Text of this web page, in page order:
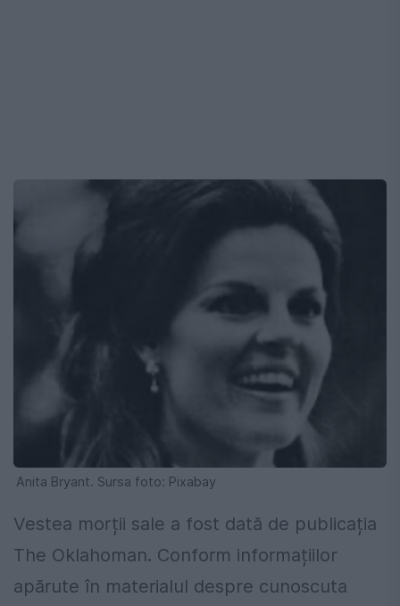
Anita Bryant. Sursa foto: Pixabay
Vestea morții sale a fost dată de publicația
The Oklahoman. Conform informațiilor
apărute în materialul despre cunoscuta